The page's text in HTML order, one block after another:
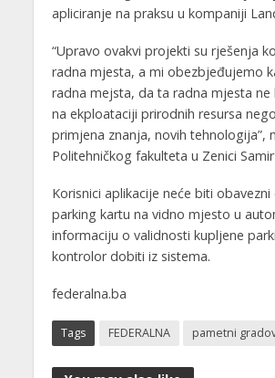
apliciranje na praksu u kompaniji
“Upravo ovakvi projekti su rješenja
radna mjesta, a mi obezbjeđujemo
radna mejsta, da ta radna mjesta ne
na ekploataciji prirodnih resursa
primjena znanja, novih tehnologija”,
Politehničkog fakulteta u Zenici
Korisnici aplikacije neće biti obavezni
parking kartu na vidno mjesto u
informaciju o validnosti kupljene
kontrolor dobiti iz sistema.
federalna.ba
Tags FEDERALNA pametni